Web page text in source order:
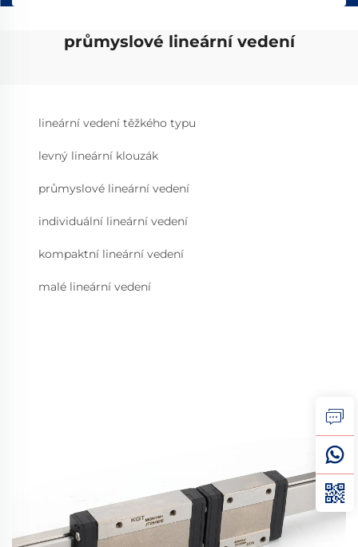
průmyslové lineární vedení
lineární vedení těžkého typu
levný lineární klouzák
průmyslové lineární vedení
individuální lineární vedení
kompaktní lineární vedení
malé lineární vedení